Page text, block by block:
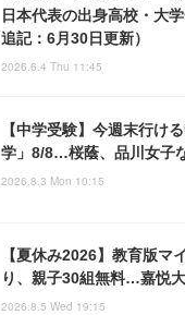
日本代表の出身高校・大
追記：6月30日更新）
2026.6.4 Thu 11:45
【中学受験】今週末行け
学」8/8…桜蔭、品川女子
2026.8.3 Mon 10:15
【夏休み2026】教育版マ
り、親子30組無料…嘉悦
2026.8.5 Wed 19:15